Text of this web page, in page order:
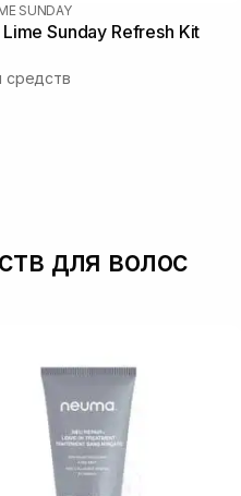
SUNDAY
Sunday Refresh Kit
средств
для волос